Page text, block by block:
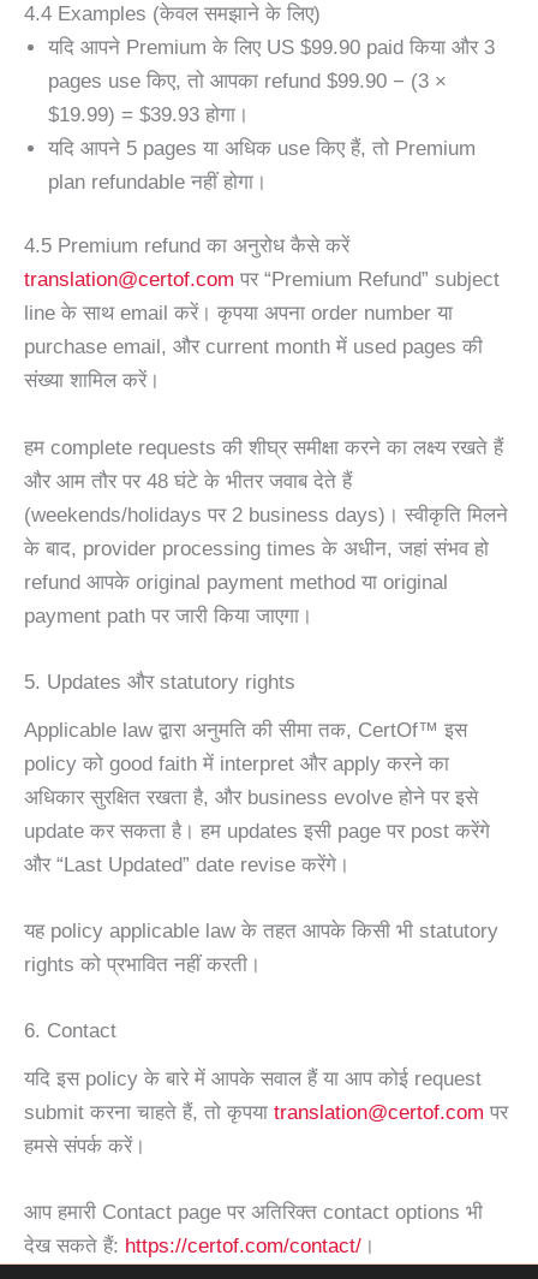
4.4 Examples (केवल समझाने के लिए)
यदि आपने Premium के लिए US $99.90 paid किया और 3
pages use किए, तो आपका refund $99.90 − (3 ×
$19.99) = $39.93 होगा।
यदि आपने 5 pages या अधिक use किए हैं, तो Premium
plan refundable नहीं होगा।
4.5 Premium refund का अनुरोध कैसे करें
translation@certof.com पर “Premium Refund” subject
line के साथ email करें। कृपया अपना order number या
purchase email, और current month में used pages की
संख्या शामिल करें।
हम complete requests की शीघ्र समीक्षा करने का लक्ष्य रखते हैं
और आम तौर पर 48 घंटे के भीतर जवाब देते हैं
(weekends/holidays पर 2 business days)। स्वीकृति मिलने
के बाद, provider processing times के अधीन, जहां संभव हो
refund आपके original payment method या original
payment path पर जारी किया जाएगा।
5. Updates और statutory rights
Applicable law द्वारा अनुमति की सीमा तक, CertOf™ इस
policy को good faith में interpret और apply करने का
अधिकार सुरक्षित रखता है, और business evolve होने पर इसे
update कर सकता है। हम updates इसी page पर post करेंगे
और “Last Updated” date revise करेंगे।
यह policy applicable law के तहत आपके किसी भी statutory
rights को प्रभावित नहीं करती।
6. Contact
यदि इस policy के बारे में आपके सवाल हैं या आप कोई request
submit करना चाहते हैं, तो कृपया translation@certof.com पर
हमसे संपर्क करें।
आप हमारी Contact page पर अतिरिक्त contact options भी
देख सकते हैं: https://certof.com/contact/ ।